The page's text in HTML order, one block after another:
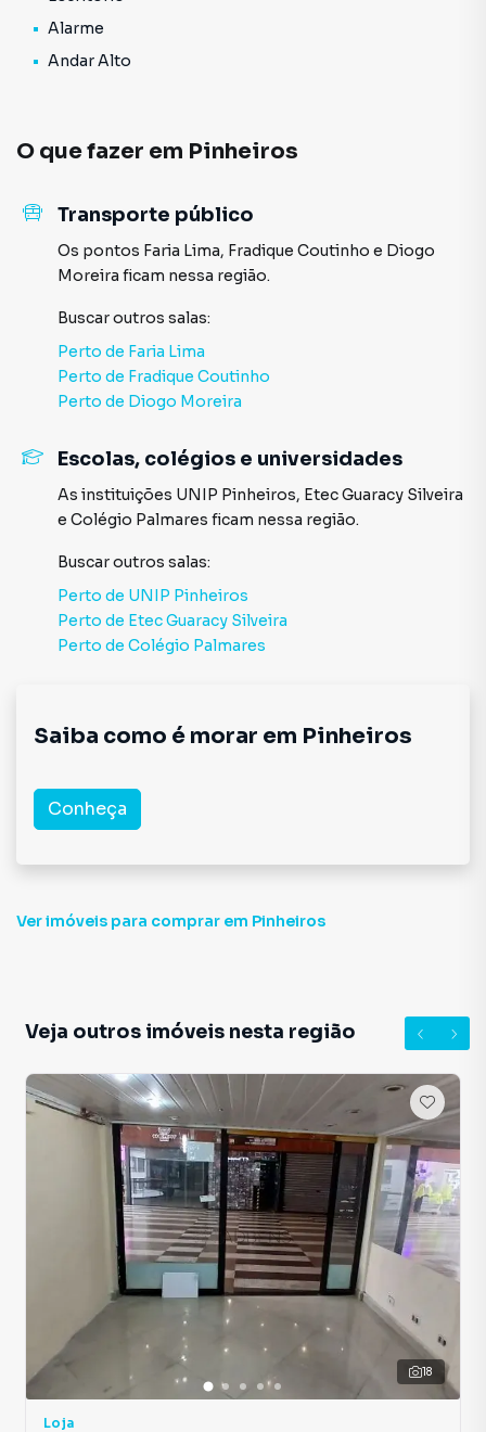
amplo hall de entrada, proporcionando uma excelente
privilegiada Situado na Rua Artur de Azevedo, no bairro de
rica oferta de serviços, comércios, restaurantes e uma vida
deslocamento para toda a cidade. Agende sua visita .
Valores sujeito a alterações
Alarme
Andar Alto
O que fazer em Pinheiros
Transporte público
Os pontos Faria Lima, Fradique Coutinho e Diogo
Moreira ficam nessa região.
Buscar outros salas:
Perto de Faria Lima
Perto de Fradique Coutinho
Perto de Diogo Moreira
Escolas, colégios e universidades
As instituições UNIP Pinheiros, Etec Guaracy Silveira
e Colégio Palmares ficam nessa região.
Buscar outros salas:
Perto de UNIP Pinheiros
Perto de Etec Guaracy Silveira
Perto de Colégio Palmares
Saiba como é morar em Pinheiros
Conheça
Ver imóveis para comprar em Pinheiros
Veja outros imóveis nesta região
18
Loja